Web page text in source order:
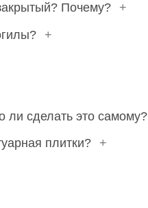
Почему?
+
+
ли сделать это самому?
плитки?
+